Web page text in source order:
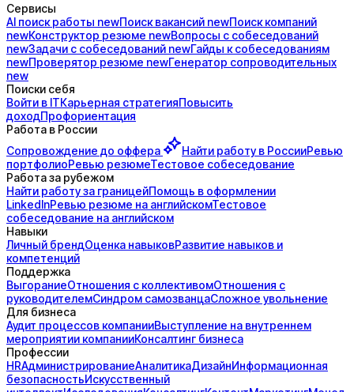
Сервисы
AI поискработы newПоисквакансий newПоисккомпаний
newКонструктор резюме newВопросы с собеседований
newЗадачи с собеседований newГайды ксобеседованиям
newПроверятор резюме newГенератор сопроводительных
new
Поиски себя
Войти в ITКарьерная стратегияПовысить
доходПрофориентация
Работа в России
Сопровождение до оффера Найти работу в РоссииРевью
портфолиоРевью резюмеТестовое собеседование
Работа за рубежом
Найти работу за границейПомощь в оформлении
LinkedInРевью резюме на английскомТестовое
собеседование на английском
Навыки
Личный брендОценка навыковРазвитие навыков и
компетенций
Поддержка
ВыгораниеОтношения с коллективомОтношения с
руководителемСиндром самозванцаСложное увольнение
Для бизнеса
Аудит процессов компанииВыступление на внутреннем
мероприятии компанииКонсалтинг бизнеса
Профессии
HRАдминистрированиеАналитикаДизайнИнформационная
безопасностьИскусственный